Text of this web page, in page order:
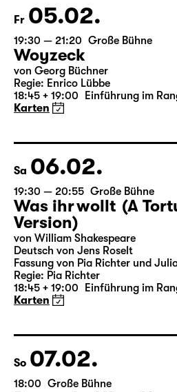
an der Abendkasse
Fr 05.02.
19:30 — 21:20 Große Bühne
Woyzeck
18:45 + 19:00 Einführung im
Karten
Sa 06.02.
19:30 — 20:55 Große Bühne
Was ihr wollt (A
Version)
von William Shakespeare
Deutsch von Jens Roselt
18:45 + 19:00 Einführung im
Karten